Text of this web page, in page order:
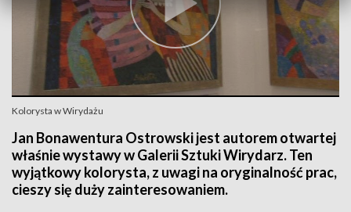
Kolorysta w Wirydażu
Jan Bonawentura Ostrowski jest autorem otwartej
właśnie wystawy w Galerii Sztuki Wirydarz. Ten
wyjątkowy kolorysta, z uwagi na oryginalność prac,
cieszy się duży zainteresowaniem.